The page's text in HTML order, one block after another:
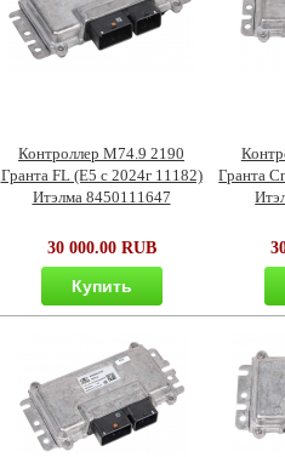
Контроллер М74.9 2190
Гранта FL (Е5 c 2024г 11182)
Итэлма 8450111647
30 000.00 RUB
Купить
Гранта